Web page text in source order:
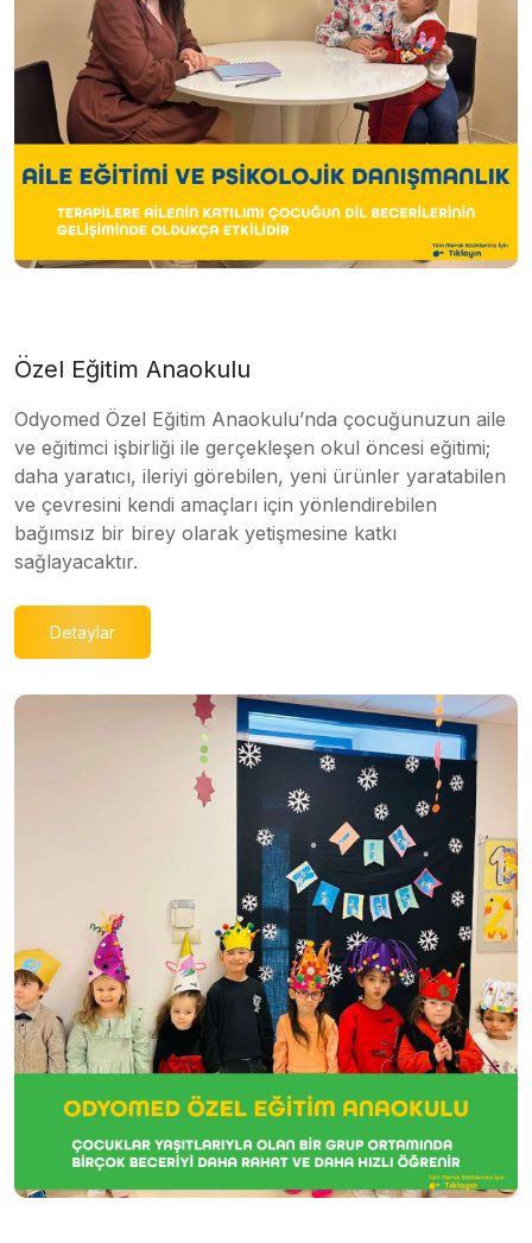
Özel Eğitim Anaokulu
Odyomed Özel Eğitim Anaokulu’nda çocuğunuzun aile
ve eğitimci işbirliği ile gerçekleşen okul öncesi eğitimi;
daha yaratıcı, ileriyi görebilen, yeni ürünler yaratabilen
ve çevresini kendi amaçları için yönlendirebilen
bağımsız bir birey olarak yetişmesine katkı
sağlayacaktır.
Detaylar